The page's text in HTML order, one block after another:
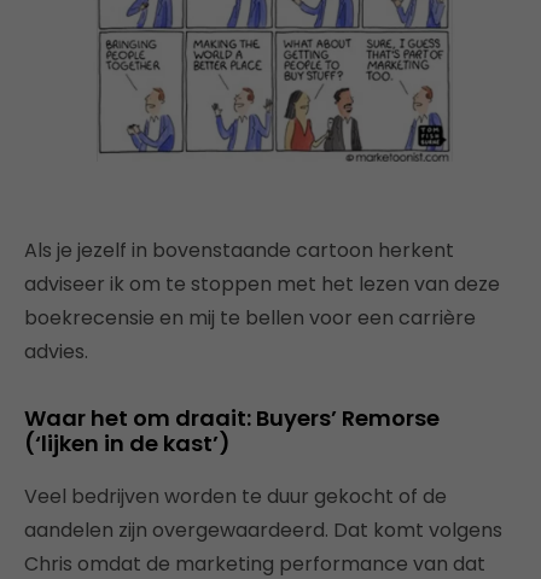
Als je jezelf in bovenstaande cartoon herkent
adviseer ik om te stoppen met het lezen van deze
boekrecensie en mij te bellen voor een carrière
advies.
Waar het om draait: Buyers’ Remorse
(‘lijken in de kast’)
Veel bedrijven worden te duur gekocht of de
aandelen zijn overgewaardeerd. Dat komt volgens
Chris omdat de marketing performance van dat